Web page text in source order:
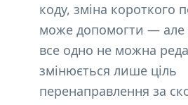
коду, зміна короткого
може допомогти — але
все одно не можна
змінюється лише ціль
перенаправлення за